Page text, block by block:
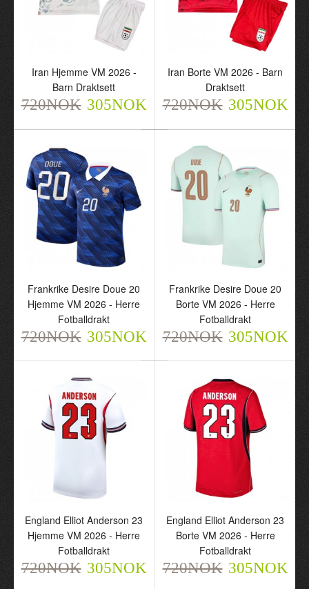
Nederland Pre-Match
Special Edition VM 2026 -
Iraq Tredje VM 2026 -
Barn Draktsett
720NOK 305NOK
720NOK 305NOK 720NOK 305NOK
Iran Hjemme VM 2026 -
Iran Borte VM 2026 -
Iran Hjemme VM 2026 -
Barn Draktsett
720NOK 305NOK
Iran Borte VM 2026 - Barn
Draktsett
720NOK 305NOK
Frankrike Desire Doue 20
Hjemme VM 2026 - Herre
Fotballdrakt
720NOK 305NOK
Frankrike Desire Doue 20
Borte VM 2026 - Herre
Fotballdrakt
720NOK 305NOK
England Elliot Anderson 23
Hjemme VM 2026 - Herre
Fotballdrakt
720NOK 305NOK
England Elliot Anderson 23
Borte VM 2026 - Herre
Fotballdrakt
720NOK 305NOK